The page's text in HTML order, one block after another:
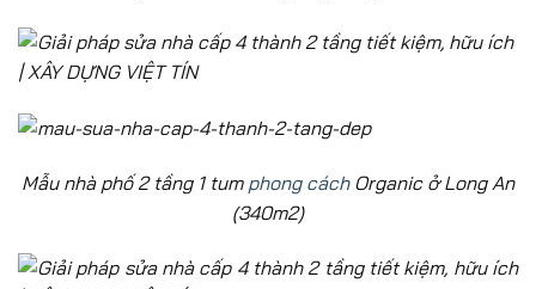
Mẫu nhà phố 2 tầng 1 tum phong cáchOrganic ở Long An
(340m2)